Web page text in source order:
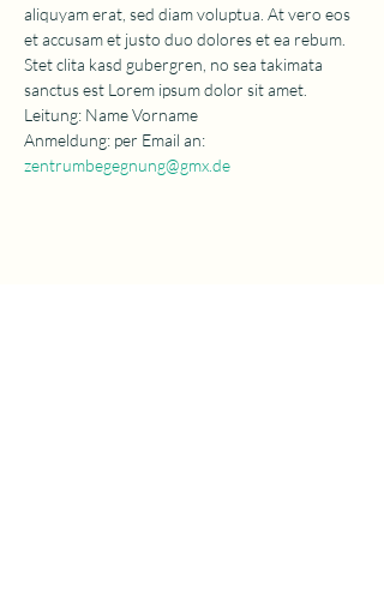
aliquyam erat, sed diam voluptua. At vero eos
et accusam et justo duo dolores et ea rebum.
Stet clita kasd gubergren, no sea takimata
sanctus est Lorem ipsum dolor sit amet.
Leitung: Name Vorname
Anmeldung: per Email an:
zentrumbegegnung@gmx.de